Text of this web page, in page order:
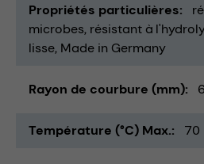
Propriétés particulières
microbes résistant à
lisse Made in Germany
Rayon de courbure (mm)
Température (°C) Max. 70